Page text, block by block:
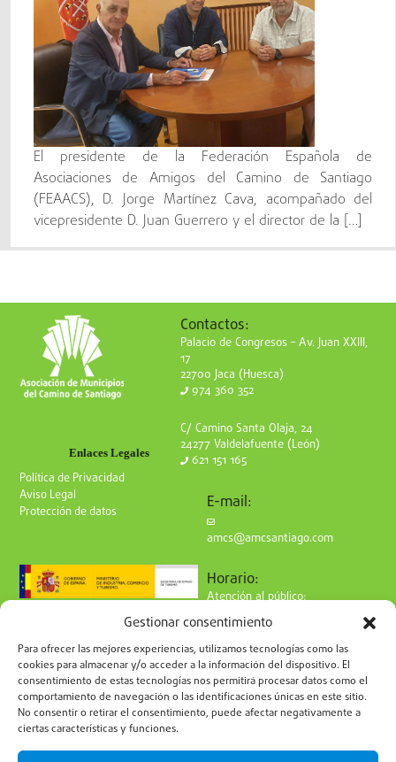
Gestionar consentimiento
Para ofrecer las mejores experiencias, utilizamos tecnologías como las
cookies para almacenar y/o acceder a la información del dispositivo. El
consentimiento de estas tecnologías nos permitirá procesar datos como el
comportamiento de navegación o las identificaciones únicas en este sitio.
No consentir o retirar el consentimiento, puede afectar negativamente a
ciertas características y funciones.
El presidente de la Federación Española de
Asociaciones de Amigos del Camino de Santiago
(FEAACS), D. Jorge Martínez Cava, acompañado del
vicepresidente D. Juan Guerrero y el director de la […]
Enlaces Legales
Política de Privacidad
Aviso Legal
Protección de datos
Contactos:
Palacio de Congresos – Av. Juan XXIII,
17
22700 Jaca (Huesca)
974 360 352
C/ Camino Santa Olaja, 24
24277 Valdelafuente (León)
621 151 165
E-mail:
amcs@amcsantiago.com
Horario:
Atención al público:
de 9 a 15h
Síguenos en redes:
Suscríbete a nuestro boletín